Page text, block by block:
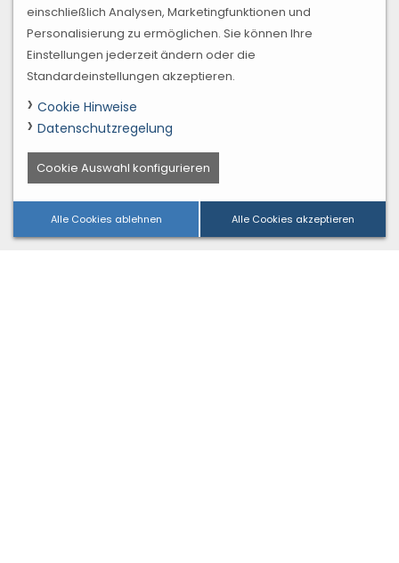
einschließlich Analysen, Marketingfunktionen und
Personalisierung zu ermöglichen. Sie können Ihre
Einstellungen jederzeit ändern oder die
Standardeinstellungen akzeptieren.
Cookie Hinweise
Datenschutzregelung
Cookie Auswahl konfigurieren
Alle Cookies ablehnen Alle Cookies akzeptieren